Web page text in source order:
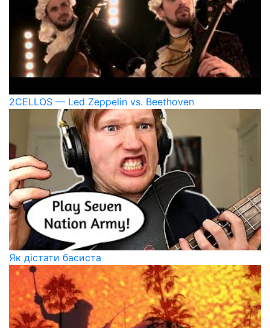
2CELLOS — Led Zeppelin vs. Beethoven
Як дістати басиста